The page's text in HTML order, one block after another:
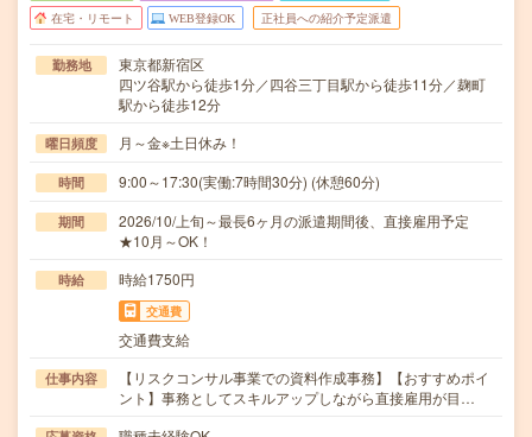
在宅・リモート WEB登録OK 正社員への紹介予定派遣
勤務地
東京都新宿区
四ツ谷駅から徒歩1分／四谷三丁目駅から徒歩11分／麹町
駅から徒歩12分
曜日頻度 月～金※土日休み！
時間 9:00～17:30(実働:7時間30分) (休憩60分)
期間
2026/10/上旬～最長6ヶ月の派遣期間後、直接雇用予定
★10月～OK！
時給 時給1750円
交通費
交通費支給
仕事内容
【リスクコンサル事業での資料作成事務】【おすすめポイ
ント】事務としてスキルアップしながら直接雇用が目…